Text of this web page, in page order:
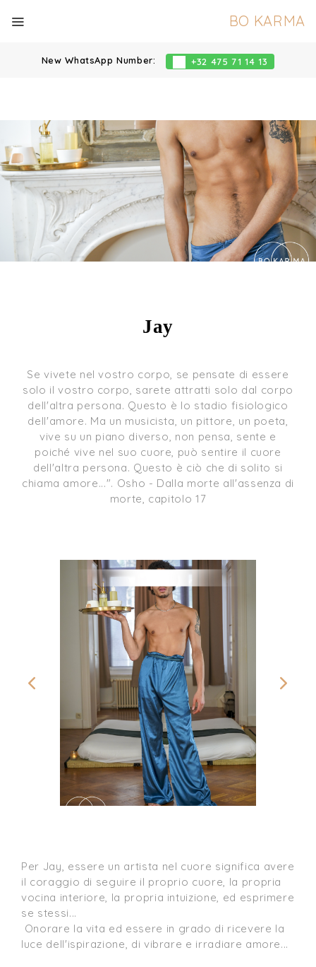
New WhatsApp Number: +32 475 71 14 13
BO KARMA
Jay
Se vivete nel vostro corpo, se pensate di essere
solo il vostro corpo, sarete attratti solo dal corpo
dell'altra persona. Questo è lo stadio fisiologico
dell'amore. Ma un musicista, un pittore, un poeta,
vive su un piano diverso, non pensa, sente e
poiché vive nel suo cuore, può sentire il cuore
dell'altra persona. Questo è ciò che di solito si
chiama amore...". Osho - Dalla morte all'assenza di
morte, capitolo 17
Per Jay, essere un artista nel cuore significa avere
il coraggio di seguire il proprio cuore, la propria
vocina interiore, la propria intuizione, ed esprimere
se stessi...
luce dell'ispirazione, di vibrare e irradiare amore...